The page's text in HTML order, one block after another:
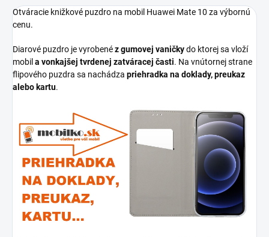
Otváracie knižkové puzdro na mobil Huawei Mate 10 za výbornú
cenu.
Diarové puzdro je vyrobenéz gumovej vaničkydo ktorej sa vloží
mobil a vonkajšej tvrdenej zatváracej časti. Na vnútornej strane
flipového puzdra sa nachádza priehradka na doklady, preukaz
alebo kartu.